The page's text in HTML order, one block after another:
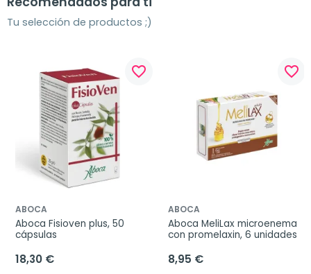
Tu selección de productos ;)
favorite_border
ABOCA
Aboca Fisioven plus, 50
cápsulas
18,30 €
favorite_border
ABOCA
Aboca MeliLax microenema
con promelaxin, 6 unidades
8,95 €